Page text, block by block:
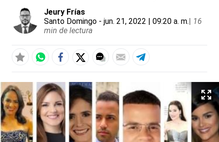
Jeury Frías
Santo Domingo - jun. 21, 2022 | 09:20 a. m.| 16
min de lectura